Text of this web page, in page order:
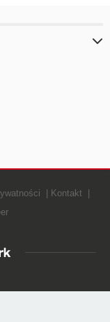
Kontakt